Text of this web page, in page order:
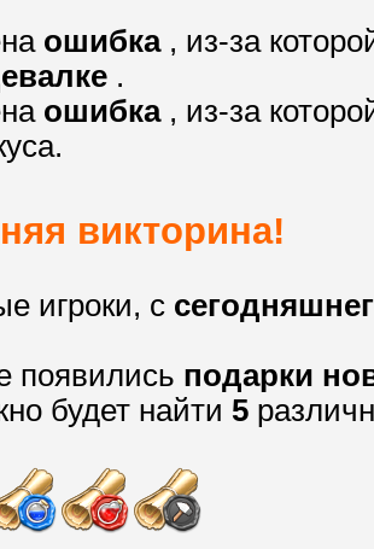
ошибка, из-за
.
ошибка, из-за
викторина!
игроки, с
появились подарки
будет найти 5